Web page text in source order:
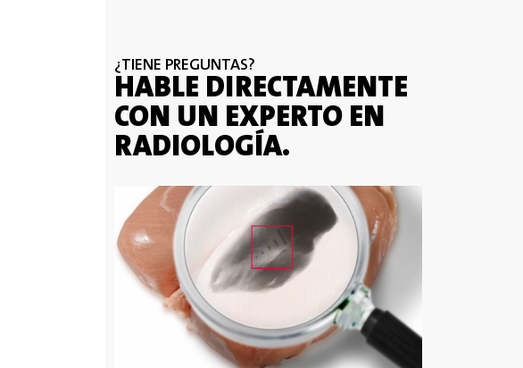
¿TIENE PREGUNTAS?
HABLE DIRECTAMENTE
CON UN EXPERTO EN
RADIOLOGÍA.